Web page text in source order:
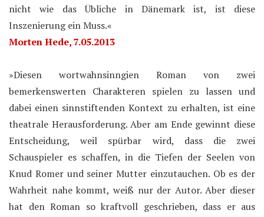
nicht wie das Übliche in Dänemark ist, ist diese
Inszenierung ein Muss.«
Morten Hede,7.05.2013
»Diesen wortwahnsinngien Roman von zwei
bemerkenswerten Charakteren spielen zu lassen und
dabei einen sinnstiftenden Kontext zu erhalten, ist eine
theatrale Herausforderung. Aber am Ende gewinnt diese
Entscheidung, weil spürbar wird, dass die zwei
Schauspieler es schaffen, in die Tiefen der Seelen von
Knud Romer und seiner Mutter einzutauchen. Ob es der
Wahrheit nahe kommt, weiß nur der Autor. Aber dieser
hat den Roman so kraftvoll geschrieben, dass er aus